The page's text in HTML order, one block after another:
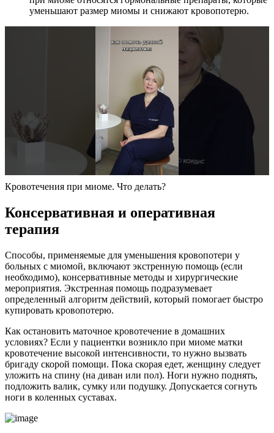
уменьшают размер миомы и снижают кровопотерю.
Кровотечения при миоме. Что делать?
Консервативная и оперативная
терапия
Способы, применяемые для уменьшения кровопотери у
больных с миомой, включают экстренную помощь (если
необходимо), консервативные методы и хирургические
мероприятия. Экстренная помощь подразумевает
определенный алгоритм действий, который помогает быстро
купировать кровопотерю.
Как остановить маточное кровотечение в домашних
условиях? Если у пациентки возникло при миоме матки
кровотечение высокой интенсивности, то нужно вызвать
бригаду скорой помощи. Пока скорая едет, женщину следует
уложить на спину (на диван или пол). Ноги нужно поднять,
подложить валик, сумку или подушку. Допускается согнуть
ноги в коленных суставах.